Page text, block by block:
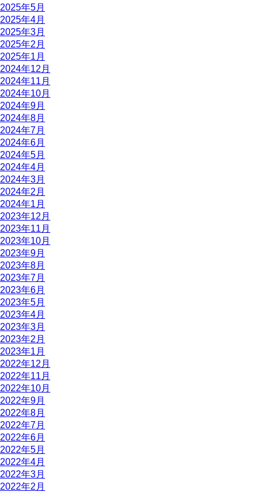
2025年5月
2025年4月
2025年3月
2025年2月
2025年1月
2024年12月
2024年11月
2024年10月
2024年9月
2024年8月
2024年7月
2024年6月
2024年5月
2024年4月
2024年3月
2024年2月
2024年1月
2023年12月
2023年11月
2023年10月
2023年9月
2023年8月
2023年7月
2023年6月
2023年5月
2023年4月
2023年3月
2023年2月
2023年1月
2022年12月
2022年11月
2022年10月
2022年9月
2022年8月
2022年7月
2022年6月
2022年5月
2022年4月
2022年3月
2022年2月